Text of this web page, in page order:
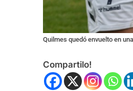
Quilmes quedó envuelto en
Compartilo!